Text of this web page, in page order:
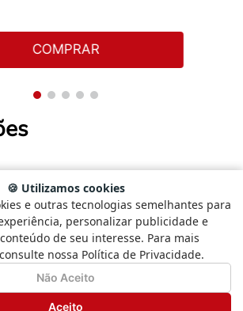
COMPRAR
ESCREVER UMA AVALIAÇÃO.
Todos
🍪 Utilizamos cookies
e outras tecnologias semelhantes para
personalizar publicidade e
de seu interesse. Para mais
nossa Política de Privacidade.
Não Aceito
Aceito
sua experiência?
Seguinte